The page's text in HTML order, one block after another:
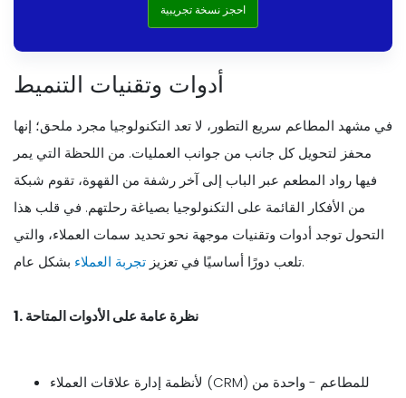
احجز نسخة تجريبية
أدوات وتقنيات التنميط
في مشهد المطاعم سريع التطور، لا تعد التكنولوجيا مجرد ملحق؛ إنها
محفز لتحويل كل جانب من جوانب العمليات. من اللحظة التي يمر
فيها رواد المطعم عبر الباب إلى آخر رشفة من القهوة، تقوم شبكة
من الأفكار القائمة على التكنولوجيا بصياغة رحلتهم. في قلب هذا
التحول توجد أدوات وتقنيات موجهة نحو تحديد سمات العملاء، والتي
تلعب دورًا أساسيًا في تعزيز تجربة العملاء بشكل عام.
1. نظرة عامة على الأدوات المتاحة
لأنظمة إدارة علاقات العملاء (CRM) للمطاعم - واحدة من